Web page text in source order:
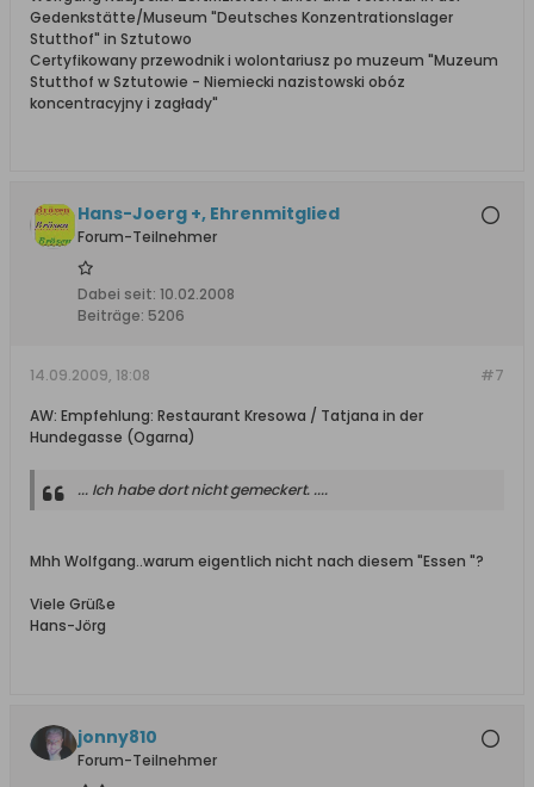
Gedenkstätte/Museum "Deutsches Konzentrationslager
Stutthof" in Sztutowo
Certyfikowany przewodnik i wolontariusz po muzeum "Muzeum
Stutthof w Sztutowie - Niemiecki nazistowski obóz
koncentracyjny i zagłady"
Hans-Joerg +, Ehrenmitglied
Forum-Teilnehmer
Dabei seit: 10.02.2008
Beiträge: 5206
#7
14.09.2009, 18:08
AW: Empfehlung: Restaurant Kresowa / Tatjana in der
Hundegasse (Ogarna)
... Ich habe dort nicht gemeckert. ....
Mhh Wolfgang..warum eigentlich nicht nach diesem "Essen "?
Viele Grüße
Hans-Jörg
jonny810
Forum-Teilnehmer